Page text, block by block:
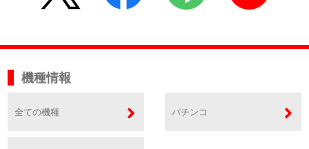
機種情報
全ての機種 パチンコ